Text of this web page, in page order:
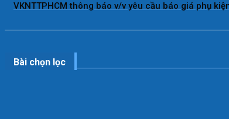
VKNTTPHCM thông báo v/v yêu cầu báo giá phụ
Bài chọn lọc